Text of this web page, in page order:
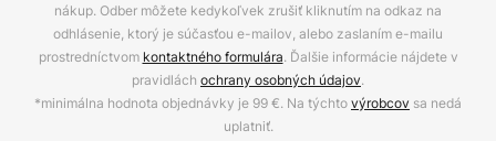
nákup. Odber môžete kedykoľvek zrušiť kliknutím na odkaz na
odhlásenie, ktorý je súčasťou e-mailov, alebo zaslaním e-mailu
prostredníctvom kontaktného formulára. Ďalšie informácie nájdete v
pravidlách ochrany osobných údajov.
*minimálna hodnota objednávky je 99 €. Na týchtovýrobcov sa nedá
uplatniť.